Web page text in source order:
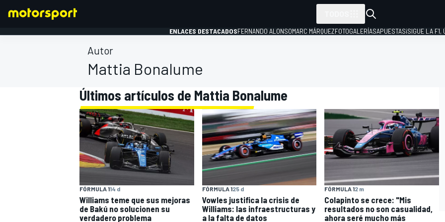
ENLACES DESTACADOSFERNANDO ALONSOMARC MÁRQUEZFOTOGALERÍASAPUESTAS¡SIGUE LA F1,
Autor
Mattia Bonalume
Últimos artículos de Mattia Bonalume
FÓRMULA 114 d
Williams teme que sus mejoras
de Bakú no solucionen su
verdadero problema
FÓRMULA 125 d
Vowles justifica la crisis de
Williams: las infraestructuras y
a la falta de datos
FÓRMULA 12 m
Colapinto se crece: "Mis
resultados no son casualidad,
ahora seré mucho más